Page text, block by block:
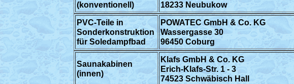
(konventionell)
18233 Neubukow
PVC-Teile in
Sonderkonstruktion
für Soledampfbad
POWATEC GmbH & Co. KG
Wassergasse 30
96450 Coburg
Saunakabinen
(innen)
Klafs GmbH & Co. KG
Erich-Klafs-Str. 1 - 3
74523 Schwäbisch Hall